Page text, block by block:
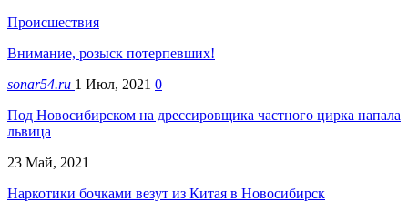
Происшествия
Внимание, розыск потерпевших!
sonar54.ru 1 Июл, 2021 0
Под Новосибирском на дрессировщика частного цирка напала
львица
23 Май, 2021
Наркотики бочками везут из Китая в Новосибирск